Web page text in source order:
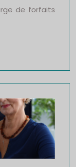
de forfaits